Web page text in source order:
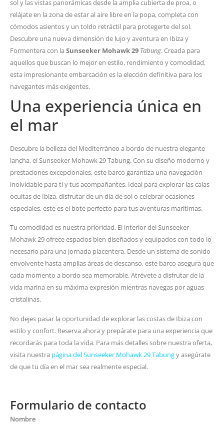
sol y las vistas panorámicas desde la amplia cubierta de proa, o
relájate en la zona de estar al aire libre en la popa, completa con
cómodos asientos y un toldo retráctil para protegerte del sol.
Descubre una nueva dimensión de lujo y aventura en Ibiza y
Formentera con la Sunseeker Mohawk 29 Tabung. Creada para
aquellos que buscan lo mejor en estilo, rendimiento y comodidad,
esta impresionante embarcación es la elección definitiva para los
navegantes más exigentes.
Una experiencia única en
el mar
Descubre la belleza del Mediterráneo a bordo de nuestra elegante
lancha, el Sunseeker Mohawk 29 Tabung. Con su diseño moderno y
prestaciones excepcionales, este barco garantiza una navegación
inolvidable para ti y tus acompañantes. Ideal para explorar las calas
ocultas de Ibiza, disfrutar de un día de sol o celebrar ocasiones
especiales, este es el bote perfecto para tus aventuras marítimas.
Tu comodidad es nuestra prioridad. El interior del Sunseeker
Mohawk 29 ofrece espacios bien diseñados y equipados con todo lo
necesario para una jornada placentera. Desde un sistema de sonido
envolvente hasta amplias áreas de descanso, este barco asegura que
cada momento a bordo sea memorable. Atrévete a disfrutar de la
vida marina en su máxima expresión mientras navegas por aguas
cristalinas.
No dejes pasar la oportunidad de explorar las costas de Ibiza con
estilo y confort. Reserva ahora y prepárate para una experiencia que
recordarás para toda la vida. Para más detalles sobre nuestra oferta,
visita nuestra página del Sunseeker Mohawk 29 Tabungy asegúrate
de que tu día en el mar sea realmente especial.
Formulario de contacto
Nombre